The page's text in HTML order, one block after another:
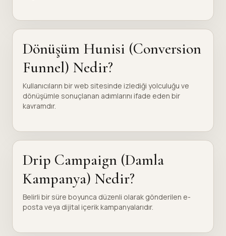
Dönüşüm Hunisi (Conversion
Funnel) Nedir?
Kullanıcıların bir web sitesinde izlediği yolculuğu ve
dönüşümle sonuçlanan adımlarını ifade eden bir
kavramdır.
Drip Campaign (Damla
Kampanya) Nedir?
Belirli bir süre boyunca düzenli olarak gönderilen e-
posta veya dijital içerik kampanyalarıdır.